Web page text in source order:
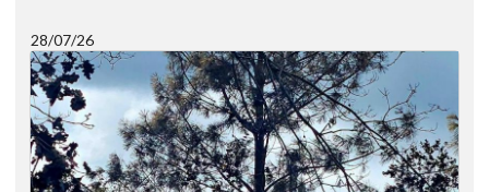
28/07/26